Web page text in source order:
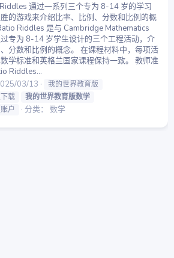
通过一系列三个专为 8-14 岁的学习
的游戏来介绍比率、比例、分数和比例的概
Riddles 是与 Cambridge Mathematics
专为 8-14 岁学生设计的三个工程活动，介
分数和比例的概念。 在课程材料中，每项活
学标准和英格兰国家课程保持一致。 教师准
Riddles...
03/13
我的世界教育版
载
我的世界教育版数学
户
分类： 数学